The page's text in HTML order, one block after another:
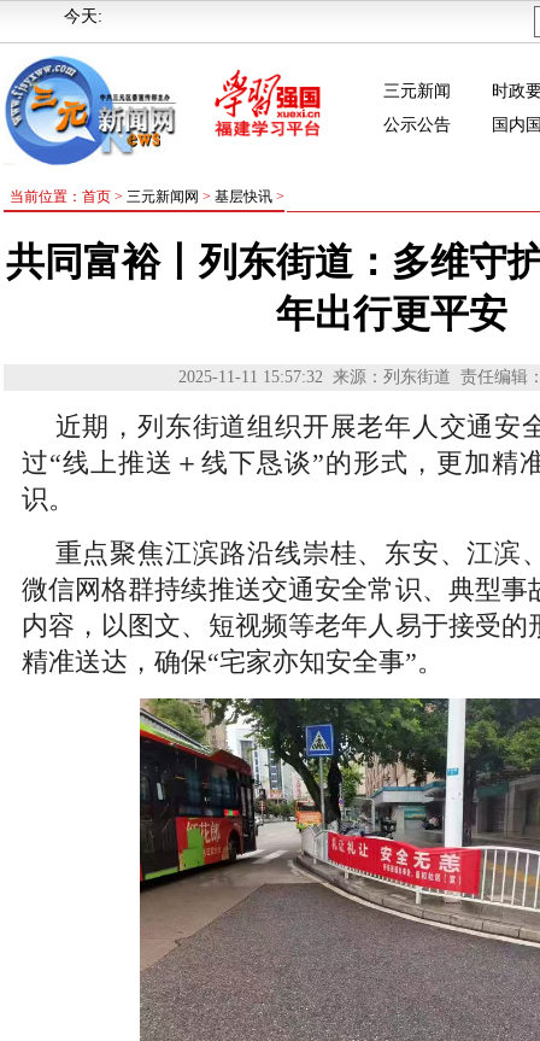
今天:
三元新闻
时政
公示公告
国内
当前位置：首页 > 三元新闻网 > 基层快讯>
共同富裕丨列东街道：多维守
年出行更平安
2025-11-11 15:57:32 来源：列东街道 责任编辑
近期，列东街道组织开展老年人交通安
过“线上推送＋线下恳谈”的形式，更加精
识。
重点聚焦江滨路沿线崇桂、东安、江滨
微信网格群持续推送交通安全常识、典型事
内容，以图文、短视频等老年人易于接受的
精准送达，确保“宅家亦知安全事”。